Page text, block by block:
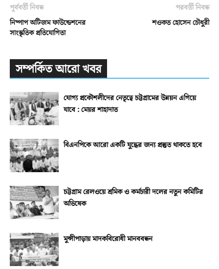
পূর্ববর্তী নিবন্ধ
নিষ্পাপ অটিজম ফাউন্ডেশনের
সাংস্কৃতিক প্রতিযোগিতা
পরবর্তী নিবন্ধ
শওকত হোসেন চৌধুরী
সম্পর্কিত আরো খবর
যোগ্য প্রকৌশলীদের নেতৃত্বে চট্টগ্রামের উন্নয়ন এগিয়ে
যাবে : মেয়র শাহাদাত
বিএনপিকে আরো একটি যুদ্ধের জন্য প্রস্তুত থাকতে হবে
চট্টগ্রাম রেলওয়ে শ্রমিক ও কর্মচারী দলের নতুন কমিটির
অভিষেক
মুন্সীপাড়ায় মাদকবিরোধী মানববন্ধন